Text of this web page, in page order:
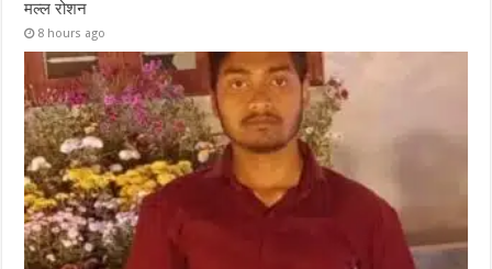
मल्ल रोशन
8 hours ago